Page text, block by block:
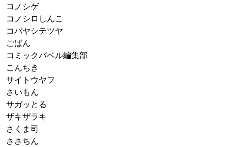
コノシゲ
コノシロしんこ
コバヤシテツヤ
ごばん
コミックバベル編集部
こんちき
サイトウヤフ
さいもん
サガッとる
ザキザラキ
さくま司
ささちん